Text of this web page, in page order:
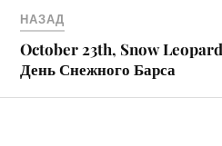
НАЗАД
October 23th, Snow
День Снежного Барса